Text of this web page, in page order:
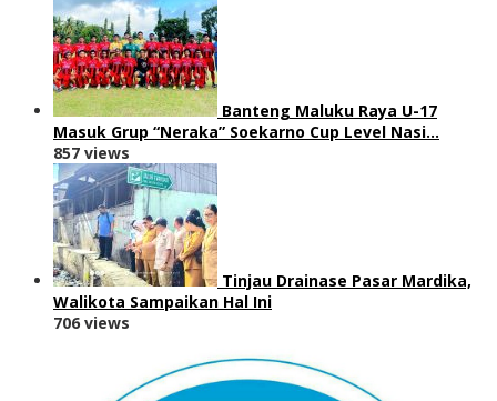
Banteng Maluku Raya U-17
Masuk Grup “Neraka” Soekarno Cup Level Nasi…
857 views
Tinjau Drainase Pasar Mardika,
Walikota Sampaikan Hal Ini
706 views